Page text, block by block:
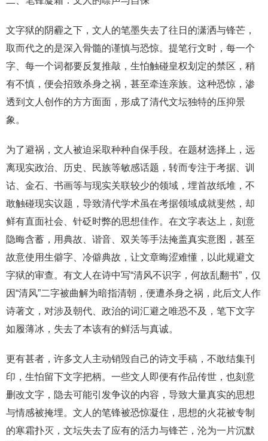
文字狱的阴霾之下，文人的笔墨失去了往日的潇洒与锋芒，
取而代之的是深入骨髓的谨慎与恐惊。提笔行文时，每一个
字、每一个词都要反复推敲，生怕触碰皇权划定的禁区，稍
有不慎，便会招致杀身之祸，甚至牵连亲族。这种恐惊，渗
透到文人创作的方方面面，形成了清代文坛独特的压抑景
象。
为了避祸，文人被迫采取种种自保手段。在题材选择上，远
离现实政治、历史、民族等敏感话题，转而专注于考据、训
诂、金石、书画等与现实关联较少的领域，埋首故纸堆，不
敢触碰现实议题，导致清代学术虽在考据领域成就斐然，却
鲜有直面社会、针砭时弊的思想佳作。在文字表达上，刻意
隐晦含蓄，用典故、谐音、双关等手法掩盖真实意图，甚至
故意使用生僻字、冷僻典故，让文章晦涩难懂，以此规避文
字狱的审查。有文人在诗中写“清风不识字，何故乱翻书”，仅
因“清风”二字被曲解为暗指清朝，便遭杀身之祸，此后文人作
诗著文，对涉及朝代、政治的词汇避之唯恐不及，笔下文字
如履薄冰，失去了本该有的鲜活与真诚。
更有甚者，许多文人主动销毁自己的诗文手稿，不敢结集刊
印，生怕留下文字把柄。一些文人即便有作品传世，也刻意
删改文字，隐去可能引发争议的内容，导致大量真实的思想
与情感被掩埋。文人的笔锋被恐惊凝住，思想的火花被专制
的寒霜扑灭，文坛失去了应有的活力与锋芒，沦为一片沉默